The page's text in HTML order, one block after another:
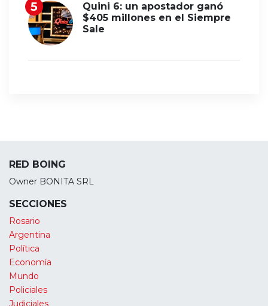
Quini 6: un apostador ganó
$405 millones en el Siempre
Sale
RED BOING
Owner BONITA SRL
SECCIONES
Rosario
Argentina
Política
Economía
Mundo
Policiales
Judiciales